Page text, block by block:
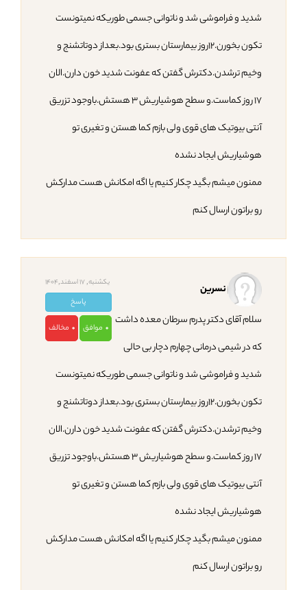
شدید و فراموشی شد و ناتوانی جسمی طوریکه نمیتونست
تکون بخورن.۱۲روز بیمارستان بستری بود.بعداز دوتاتشنج و
وخیم ترشدن.دکترش گفتن که عفونت شدید خون دارن.الان
۱۷ روز کماست.و سطح هوشیاریش ۳ هستش.باوجود تزریق
آنتی بیوتیک های قوی ولی بازم کما هستن و تغیری تو
هوشیاریش ایجاد نشده
ممنون میشم بگید چکار کنیم یا اگه امکانش هست مدارکش
رو براتون ارسال کنم
یکشنبه, 17 اسفند,1404
پاسخ
0 موافق 0 مخالف
نسرین
سلام آقای دکتر پدرم سرطان معده داشت
که در شیمی درمانی چهارم دچار بی حالی
شدید و فراموشی شد و ناتوانی جسمی طوریکه نمیتونست
تکون بخورن.۱۲روز بیمارستان بستری بود.بعداز دوتاتشنج و
وخیم ترشدن.دکترش گفتن که عفونت شدید خون دارن.الان
۱۷ روز کماست.و سطح هوشیاریش ۳ هستش.باوجود تزریق
آنتی بیوتیک های قوی ولی بازم کما هستن و تغیری تو
هوشیاریش ایجاد نشده
ممنون میشم بگید چکار کنیم یا اگه امکانش هست مدارکش
رو براتون ارسال کنم